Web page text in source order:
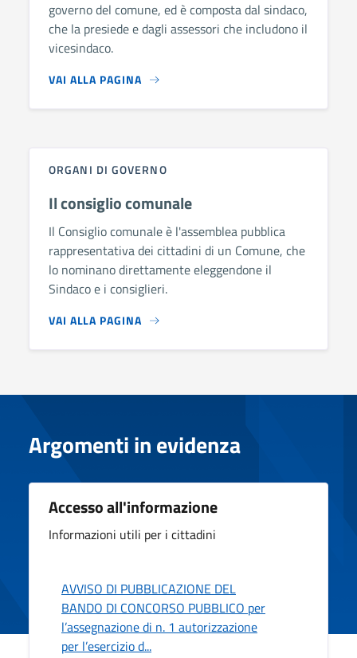
governo del comune, ed è composta dal sindaco,
che la presiede e dagli assessori che includono il
vicesindaco.
VAI ALLA PAGINA
ORGANI DI GOVERNO
Il consiglio comunale
Il Consiglio comunale è l'assemblea pubblica
rappresentativa dei cittadini di un Comune, che
lo nominano direttamente eleggendone il
Sindaco e i consiglieri.
VAI ALLA PAGINA
Argomenti in evidenza
Accesso all'informazione
Informazioni utili per i cittadini
AVVISO DI PUBBLICAZIONE DEL
BANDO DI CONCORSO PUBBLICO per
l’assegnazione di n. 1 autorizzazione
per l’esercizio d...